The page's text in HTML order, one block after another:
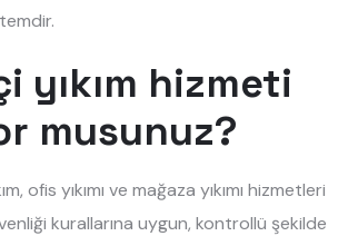
yıkım hizmeti
musunuz?
ofis yıkımı ve mağaza yıkımı hizmetleri
kurallarına uygun, kontrollü şekilde